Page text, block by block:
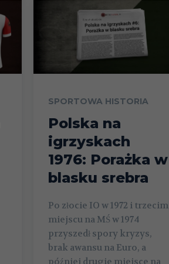
SPORTOWA HISTORIA
Polska na
igrzyskach
1976: Porażka w
blasku srebra
Po złocie IO w 1972 i trzecim
miejscu na MŚ w 1974
przyszedł spory kryzys,
brak awansu na Euro, a